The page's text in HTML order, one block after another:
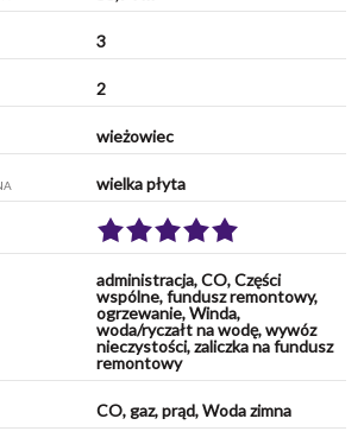
3
2
wieżowiec
wielka płyta
administracja, CO, Części
wspólne, fundusz remontowy,
ogrzewanie, Winda,
woda/ryczałt na wodę, wywóz
nieczystości, zaliczka na fundusz
remontowy
CO, gaz, prąd, Woda zimna